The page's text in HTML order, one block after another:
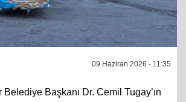
09 Haziran 2026 - 11:35
Belediye Başkanı Dr. Cemil Tugay’ın